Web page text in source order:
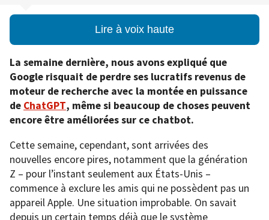
Lire à voix haute
La semaine dernière, nous avons expliqué que
Google risquait de perdre ses lucratifs revenus de
moteur de recherche avec la montée en puissance
de ChatGPT, même si beaucoup de choses peuvent
encore être améliorées sur ce chatbot.
Cette semaine, cependant, sont arrivées des
nouvelles encore pires, notamment que la génération
Z – pour l’instant seulement aux États-Unis –
commence à exclure les amis qui ne possèdent pas un
appareil Apple. Une situation improbable. On savait
depuis un certain temps déjà que le système